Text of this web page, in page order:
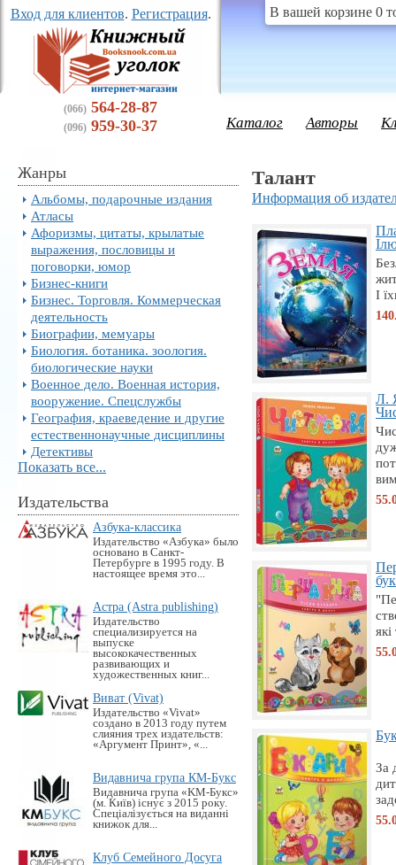
Вход для клиентов. Регистрация.
(066) 564-28-87
(096) 959-30-37
В вашей корзине 0
Каталог Авторы
Жанры
Альбомы, подарочные издания
Атласы
Афоризмы, цитаты, крылатые
выражения, пословицы и
поговорки, юмор
Бизнес-книги
Бизнес. Торговля. Коммерческая
деятельность
Биографии, мемуары
Биология. ботаника. зоология.
биологические науки
Военное дело. Военная история,
вооружение. Спецслужбы
География, краеведение и другие
естественнонаучные дисциплины
Детективы
Показать все...
Издательства
Азбука-классика
Издательство «Азбука» было
основано в Санкт-
Петербурге в 1995 году. В
настоящее время это...
Астра (Astra publishing)
Издательство
специализируется на
выпуске
высококачественных
развивающих и
художественных книг...
Виват (Vivat)
Издательство «Vivat»
создано в 2013 году путем
слияния трех издательств:
«Аргумент Принт», «...
Видавнича група КМ-Букс
Видавнича група «KM-Букс»
(м. Київ) існує з 2015 року.
Спеціалізується на виданні
книжок для...
Клуб Семейного Досуга
Талант
Информация об
І
Л.
За